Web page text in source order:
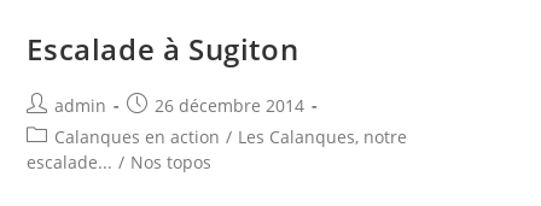
Escalade à Sugiton
Post
author:
admin
Post
published:
26 décembre 2014
Post
category:
Calanques en action / Les Calanques, notre
escalade... / Nos topos